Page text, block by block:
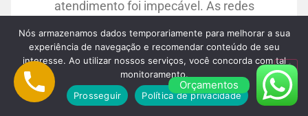
atendimento foi impecável. As redes
ficaram perfeitas no meu apartamento, e
agora me sinto muito mais tranquila
sabendo que meus filhos estão seguros."
Maria Silva:
Osasco/SP
Orçamentos
Nós armazenamos dados temporariamente para melhorar a sua
experiência de navegação e recomendar conteúdo de seu
interesse. Ao utilizar nossos serviços, você concorda com tal
monitoramento.
Prosseguir
Política de privacidade